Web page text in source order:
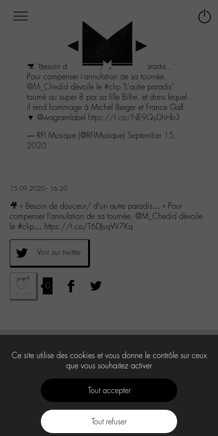
menu
Aller
au
contenu
Aller
recherche
🎥 "Besoin de douceur/ d'un autre paradis..."
Pour compenser l'annulation de sa tournée,
@M_Chedid dévoile le #clip "L'autre paradis"
tourné au super 8 par sa fille Billie, et dans lequel
il rend hommage à Michel Berger et France Gall.
▼ @wagramlabel https://t.co/NE9QyDhHb3
— RFI Musique (@RFIMusique) September 15,
2020
15.09.2020 - 16:20
🎥 « Besoin de douceur/ d’un autre paradis… » Pour
compenser l’annulation de sa tournée, @M_Chedid dévoile
le #clip… https://t.co/T6DJuqW7Kq
Voir sur twitter
0
Ce site utilise des cookies et vous donne le contrôle sur ceux
que vous souhaitez activer
Tout accepter
Tout refuser